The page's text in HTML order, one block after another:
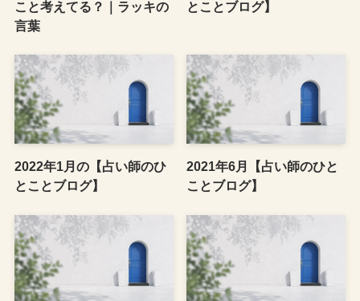
こと考えてる？｜ラッキの
言葉
とことブログ】
2022年1月の【占い師のひ
とことブログ】
2021年6月【占い師のひと
ことブログ】